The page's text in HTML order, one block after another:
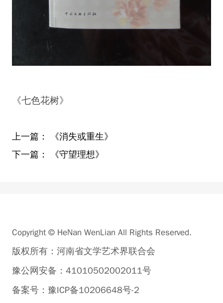
《七色花树》
上一篇：
《消失或重生》
下一篇：
《守望理想》
Copyright © HeNan WenLian All Rights Reserved.
版权所有：河南省文学艺术界联合会
豫公网安备：41010502002011号
备案号：豫ICP备10206648号-2